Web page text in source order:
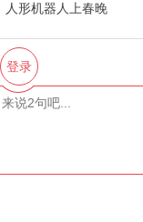
人形机器人上春晚
登录